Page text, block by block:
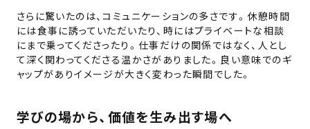
さらに驚いたのは、コミュニケーションの多さです。休憩時間
には食事に誘っていただいたり、時にはプライベートな相談
にまで乗ってくださったり。仕事だけの関係ではなく、人とし
て深く関わってくださる温かさがありました。良い意味でのギ
ャップがありイメージが大きく変わった瞬間でした。
学びの場から、価値を生み出す場へ